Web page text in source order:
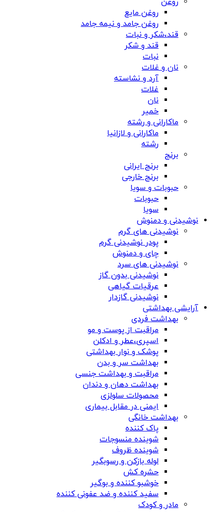
روغن مایع
روغن جامد و نیمه جامد
قند،شکر و نبات
قند و شکر
نبات
نان و غلات
آرد و نشاسته
غلات
نان
خمیر
ماکارانی و رشته
ماکارانی و لازانیا
رشته
برنج
برنج ایرانی
برنج خارجی
حبوبات و سویا
حبوبات
سویا
نوشیدنی و دمنوش
نوشیدنی های گرم
پودر نوشیدنی گرم
چای و دمنوش
نوشیدنی های سرد
نوشیدنی بدون گاز
عرقیات گیاهی
نوشیدنی گازدار
آرایشی بهداشتی
بهداشت فردی
مراقبت از پوست و مو
اسپری،عطر و ادکلن
پوشک و نوار بهداشتی
بهداشت سر و بدن
مراقبت و بهداشت جنسی
بهداشت دهان و دندان
محصولات سلولزی
ایمنی در مقابل بیماری
بهداشت خانگی
پاک کننده
شوینده منسوجات
شوینده ظروف
لوله بازکن و رسوبگیر
حشره کش
خوشبو کننده و بوگیر
سفید کننده و ضد عفونی کننده
مادر و کودک